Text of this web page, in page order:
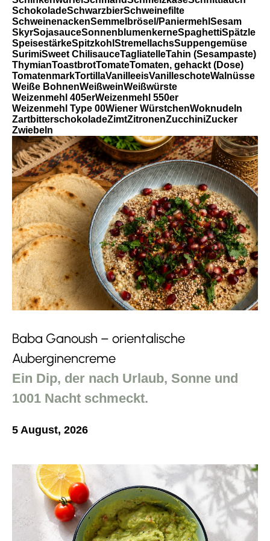
Baba Ganoush – orientalische
Auberginencreme
Ein Dip, der nach Urlaub, Sonne und
1001 Nacht schmeckt.
5 August, 2026
SchokoladeSchwarzbierSchweinefilte
SchweinenackenSemmelbrösel/Paniermehl Sesam
SkyrSojasauceSonnenblumenkerneSpaghettiSpätzle
SpeisestärkeSpitzkohl StremellachsSuppengemüse
SurimiSweet ChilisauceTagliatelleTahin (Sesampaste)
ThymianToastbrotTomateTomaten, gehackt (Dose)
TomatenmarkTortillaVanilleeisVanilleschoteWalnüsse
Weiße BohnenWeißweinWeißwürste
Weizenmehl 405erWeizenmehl 550er
Weizenmehl Type 00Wiener WürstchenWoknudeln
ZartbitterschokoladeZimtZitronenZucchiniZucker
Zwiebeln